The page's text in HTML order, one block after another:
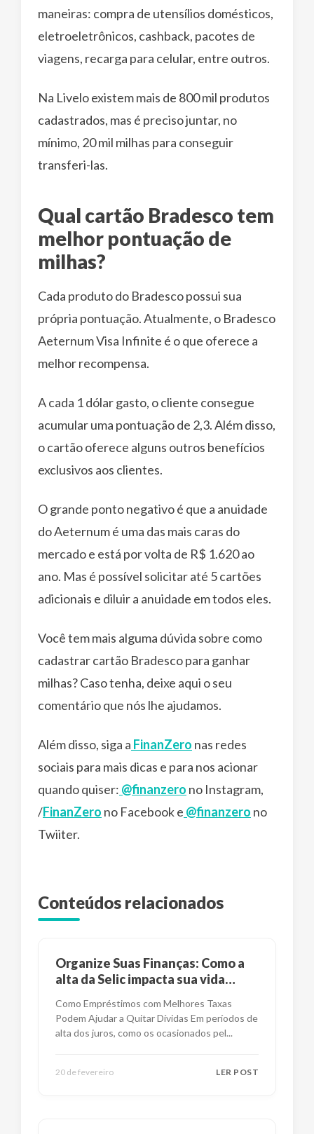
maneiras: compra de utensílios domésticos,
eletroeletrônicos, cashback, pacotes de
viagens, recarga para celular, entre outros.
Na Livelo existem mais de 800 mil produtos
cadastrados, mas é preciso juntar, no
mínimo, 20 mil milhas para conseguir
transferi-las.
Qual cartão Bradesco tem
melhor pontuação de
milhas?
Cada produto do Bradesco possui sua
própria pontuação. Atualmente, o Bradesco
Aeternum Visa Infinite é o que oferece a
melhor recompensa.
A cada 1 dólar gasto, o cliente consegue
acumular uma pontuação de 2,3. Além disso,
o cartão oferece alguns outros benefícios
exclusivos aos clientes.
O grande ponto negativo é que a anuidade
do Aeternum é uma das mais caras do
mercado e está por volta de R$ 1.620 ao
ano. Mas é possível solicitar até 5 cartões
adicionais e diluir a anuidade em todos eles.
Você tem mais alguma dúvida sobre como
cadastrar cartão Bradesco para ganhar
milhas? Caso tenha, deixe aqui o seu
comentário que nós lhe ajudamos.
Além disso, siga a FinanZero nas redes
sociais para mais dicas e para nos acionar
quando quiser: @finanzero no Instagram,
/FinanZero no Facebook e @finanzero no
Twiiter.
Conteúdos relacionados
Organize Suas Finanças: Como a
alta da Selic impacta sua vida
Como Empréstimos com Melhores Taxas
Podem Ajudar a Quitar Dívidas Em períodos de
alta dos juros, como os ocasionados pel...
20 de fevereiro LER POST